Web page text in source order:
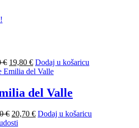
€ Izvorna
cijena
je:
22,00 €.
19,80 €Trenutna
cijena
19,80 €.
Dodaj u košaricu
del Valle
€ Izvorna
cijena
20,70 €Trenutna
Dodaj u košaricu